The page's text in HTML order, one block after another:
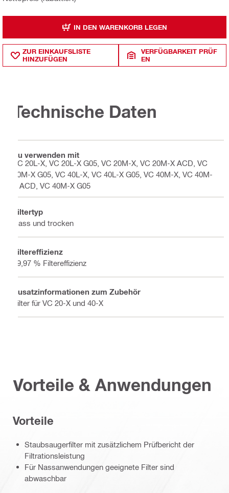
IN DEN WARENKORB LEGEN
ZUR EINKAUFSLISTE
HINZUFÜGEN
VERFÜGBARKEIT PRÜF
EN
Technische Daten
Zu verwenden mit
VC 20L-X, VC 20L-X G05, VC 20M-X, VC 20M-X ACD, VC
20M-X G05, VC 40L-X, VC 40L-X G05, VC 40M-X, VC 40M-
X ACD, VC 40M-X G05
Filtertyp
Nass und trocken
Filtereffizienz
99,97 % Filtereffizienz
Zusatzinformationen zum Zubehör
Filter für VC 20-X und 40-X
Vorteile & Anwendungen
Vorteile
Staubsaugerfilter mit zusätzlichem Prüfbericht der
Filtrationsleistung
Für Nassanwendungen geeignete Filter sind
abwaschbar